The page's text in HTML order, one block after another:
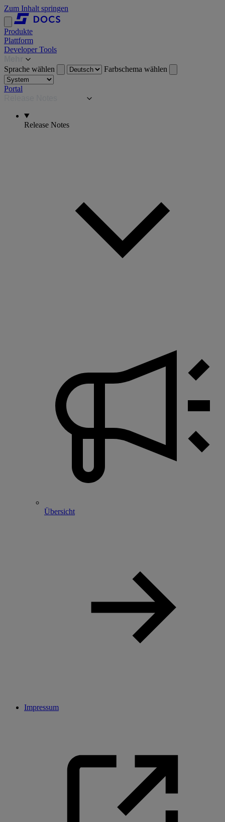
Zum Inhalt springen
Produkte
Plattform
Developer Tools
Sprache wählen
Farbschema wählen
Portal
Release Notes
Übersicht
Impressum